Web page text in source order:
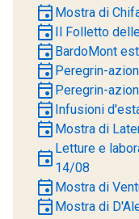
event Mostra di
event Il Folletto
event BardoMont
event Peregrin-
event Peregrin-
event Infusioni
event Mostra di
event Letture e
14/08
event Mostra di
event Mostra di